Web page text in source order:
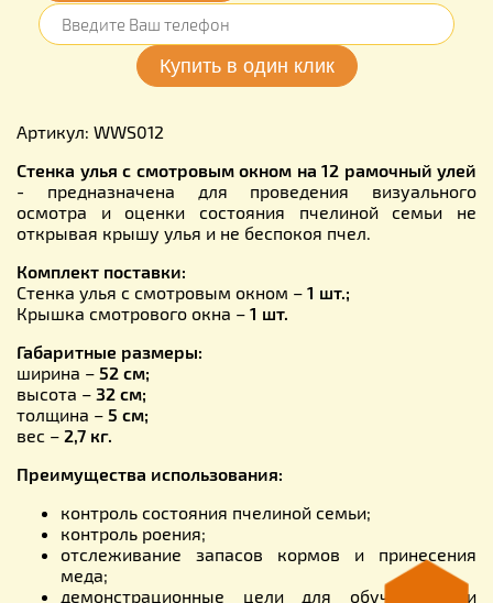
Артикул: WWS012
Стенка улья с смотровым окном на 12 рамочный улей
- предназначена для проведения визуального
осмотра и оценки состояния пчелиной семьи не
открывая крышу улья и не беспокоя пчел.
Комплект поставки:
Стенка улья с смотровым окном – 1 шт.;
Крышка смотрового окна – 1 шт.
Габаритные размеры:
ширина – 52 см;
высота – 32 см;
толщина – 5 см;
вес – 2,7 кг.
Преимущества использования:
контроль состояния пчелиной семьи;
контроль роения;
отслеживание запасов кормов и принесения
меда;
демонстрационные цели для обучения или